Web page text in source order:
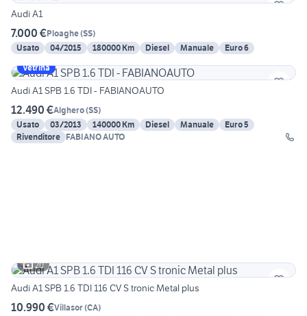
Audi A1
7.000 €Ploaghe(SS)
Usato
04/2015 180000 Km Diesel Manuale
Euro 6
Vetrina
Audi A1 SPB 1.6 TDI - FABIANOAUTO
12.490 €Alghero(SS)
Usato
03/2013 140000 Km Diesel Manuale
Euro 5
Rivenditore FABIANO AUTO
20
Audi A1 SPB 1.6 TDI 116 CV S tronic Metal plus
10.990 €Villasor(CA)